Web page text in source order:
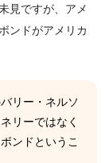
見ですが、アメ
ンドがアメリカ
リー・ネルソ
リーではなく
ンドというこ